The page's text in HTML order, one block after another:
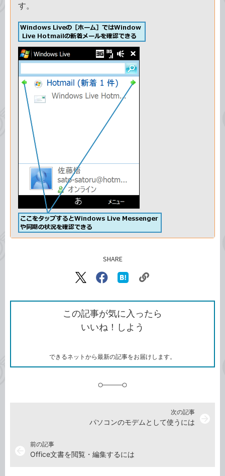
す。
SHARE
X（旧
で
シ
ェ
ア
Facebook
シ
ェ
ア
な
ブ
ッ
ク
ク
ク
を
コ
この記事が気に入ったら
いいね！しよう
できるネットから最新の記事をお届けします。
前の記事
Office文書を閲覧・編集するには
次の記事
パソコンのモデムとして使うには